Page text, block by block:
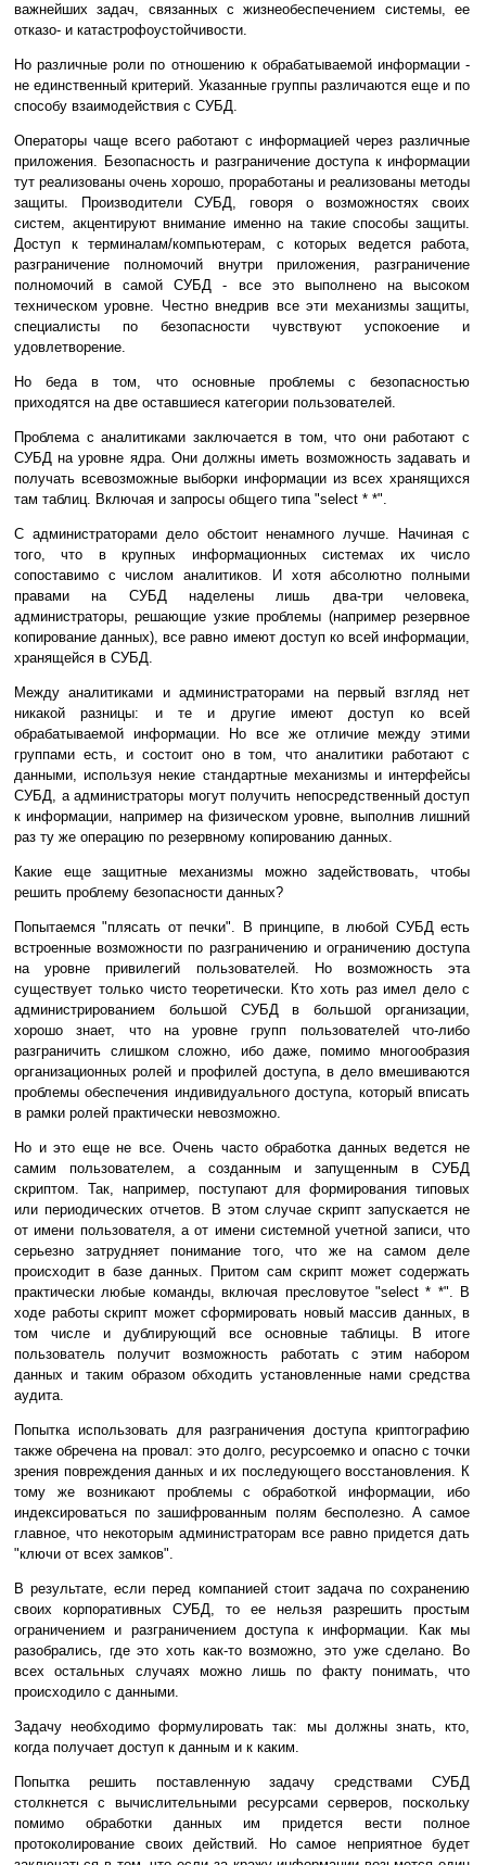
важнейших задач, связанных с жизнеобеспечением системы, ее
отказо- и катастрофоустойчивости.
Но различные роли по отношению к обрабатываемой информации -
не единственный критерий. Указанные группы различаются еще и по
способу взаимодействия с СУБД.
Операторы чаще всего работают с информацией через различные
приложения. Безопасность и разграничение доступа к информации
тут реализованы очень хорошо, проработаны и реализованы методы
защиты. Производители СУБД, говоря о возможностях своих
систем, акцентируют внимание именно на такие способы защиты.
Доступ к терминалам/компьютерам, с которых ведется работа,
разграничение полномочий внутри приложения, разграничение
полномочий в самой СУБД - все это выполнено на высоком
техническом уровне. Честно внедрив все эти механизмы защиты,
специалисты по безопасности чувствуют успокоение и
удовлетворение.
Но беда в том, что основные проблемы с безопасностью
приходятся на две оставшиеся категории пользователей.
Проблема с аналитиками заключается в том, что они работают с
СУБД на уровне ядра. Они должны иметь возможность задавать и
получать всевозможные выборки информации из всех хранящихся
там таблиц. Включая и запросы общего типа "select * *".
С администраторами дело обстоит ненамного лучше. Начиная с
того, что в крупных информационных системах их число
сопоставимо с числом аналитиков. И хотя абсолютно полными
правами на СУБД наделены лишь два-три человека,
администраторы, решающие узкие проблемы (например резервное
копирование данных), все равно имеют доступ ко всей информации,
хранящейся в СУБД.
Между аналитиками и администраторами на первый взгляд нет
никакой разницы: и те и другие имеют доступ ко всей
обрабатываемой информации. Но все же отличие между этими
группами есть, и состоит оно в том, что аналитики работают с
данными, используя некие стандартные механизмы и интерфейсы
СУБД, а администраторы могут получить непосредственный доступ
к информации, например на физическом уровне, выполнив лишний
раз ту же операцию по резервному копированию данных.
Какие еще защитные механизмы можно задействовать, чтобы
решить проблему безопасности данных?
Попытаемся "плясать от печки". В принципе, в любой СУБД есть
встроенные возможности по разграничению и ограничению доступа
на уровне привилегий пользователей. Но возможность эта
существует только чисто теоретически. Кто хоть раз имел дело с
администрированием большой СУБД в большой организации,
хорошо знает, что на уровне групп пользователей что-либо
разграничить слишком сложно, ибо даже, помимо многообразия
организационных ролей и профилей доступа, в дело вмешиваются
проблемы обеспечения индивидуального доступа, который вписать
в рамки ролей практически невозможно.
Но и это еще не все. Очень часто обработка данных ведется не
самим пользователем, а созданным и запущенным в СУБД
скриптом. Так, например, поступают для формирования типовых
или периодических отчетов. В этом случае скрипт запускается не
от имени пользователя, а от имени системной учетной записи, что
серьезно затрудняет понимание того, что же на самом деле
происходит в базе данных. Притом сам скрипт может содержать
практически любые команды, включая пресловутое "select * *". В
ходе работы скрипт может сформировать новый массив данных, в
том числе и дублирующий все основные таблицы. В итоге
пользователь получит возможность работать с этим набором
данных и таким образом обходить установленные нами средства
аудита.
Попытка использовать для разграничения доступа криптографию
также обречена на провал: это долго, ресурсоемко и опасно с точки
зрения повреждения данных и их последующего восстановления. К
тому же возникают проблемы с обработкой информации, ибо
индексироваться по зашифрованным полям бесполезно. А самое
главное, что некоторым администраторам все равно придется дать
"ключи от всех замков".
В результате, если перед компанией стоит задача по сохранению
своих корпоративных СУБД, то ее нельзя разрешить простым
ограничением и разграничением доступа к информации. Как мы
разобрались, где это хоть как-то возможно, это уже сделано. Во
всех остальных случаях можно лишь по факту понимать, что
происходило с данными.
Задачу необходимо формулировать так: мы должны знать, кто,
когда получает доступ к данным и к каким.
Попытка решить поставленную задачу средствами СУБД
столкнется с вычислительными ресурсами серверов, поскольку
помимо обработки данных им придется вести полное
протоколирование своих действий. Но самое неприятное будет